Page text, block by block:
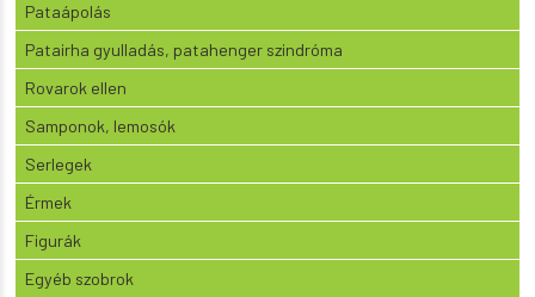
Pataápolás
Patairha gyulladás, patahenger szindróma
Rovarok ellen
Samponok, lemosók
Serlegek
Érmek
Figurák
Egyéb szobrok